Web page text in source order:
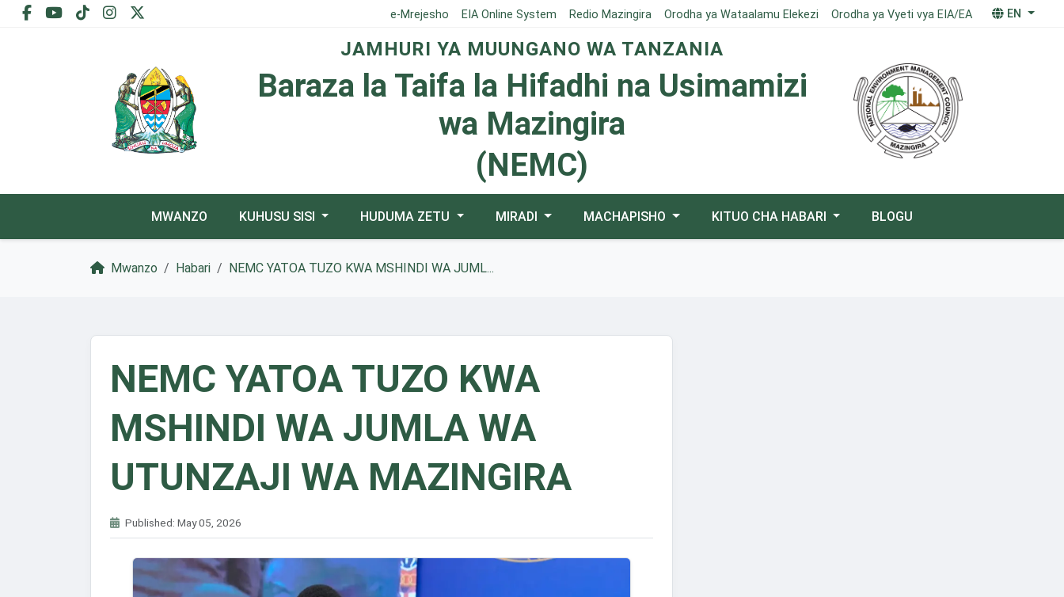
e-Mrejesho EIA Online System Redio Mazingira Orodha ya Wataalamu Elekezi Orodha ya Vyeti vya EIA/EA EN
JAMHURI YA MUUNGANO WA TANZANIA
Baraza la Taifa la Hifadhi na Usimamizi
wa Mazingira
(NEMC)
MWANZO KUHUSU SISI HUDUMA ZETU MIRADI MACHAPISHO KITUO CHA HABARI BLOGU
Mwanzo Habari NEMC YATOA TUZO KWA MSHINDI WA JUML...
NEMC YATOA TUZO KWA
MSHINDI WA JUMLA WA
UTUNZAJI WA MAZINGIRA
Published: May 05, 2026